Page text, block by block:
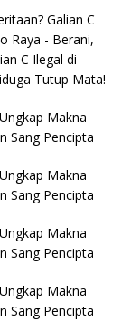
Galian C
Raya - Berani,
C Ilegal di
Tutup Mata!
Makna
Sang Pencipta
Makna
Sang Pencipta
Makna
Sang Pencipta
Makna
Sang Pencipta